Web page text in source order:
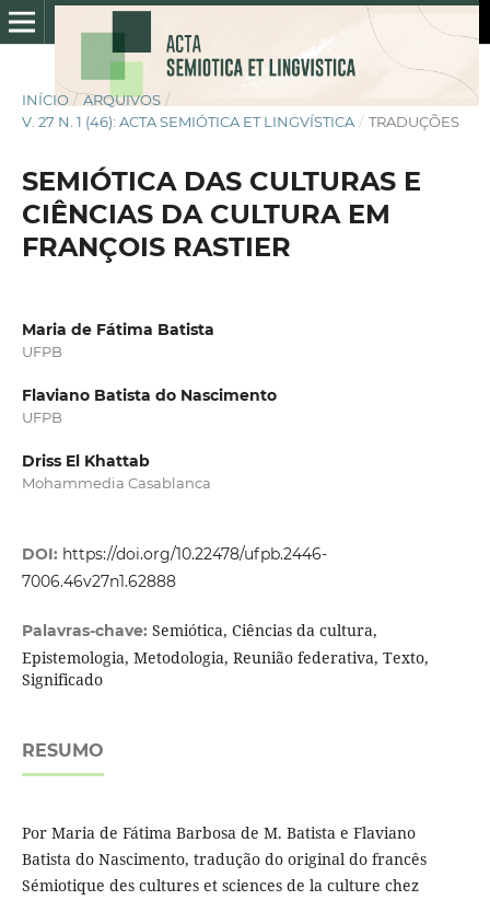
INÍCIO / ARQUIVOS /
V. 27 N. 1 (46): ACTA SEMIÓTICA ET LINGVÍSTICA / TRADUÇÕES
SEMIÓTICA DAS CULTURAS E
CIÊNCIAS DA CULTURA EM
FRANÇOIS RASTIER
Maria de Fátima Batista
UFPB
Flaviano Batista do Nascimento
UFPB
Driss El Khattab
Mohammedia Casablanca
DOI: https://doi.org/10.22478/ufpb.2446-
7006.46v27n1.62888
Palavras-chave: Semiótica, Ciências da cultura,
Epistemologia, Metodologia, Reunião federativa, Texto,
Significado
RESUMO
Por Maria de Fátima Barbosa de M. Batista e Flaviano
Batista do Nascimento, tradução do original do francês
Sémiotique des cultures et sciences de la culture chez